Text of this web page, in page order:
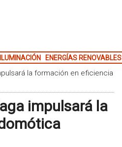
ILUMINACIÓN ENERGÍAS RENOVABLES
la formación en eficiencia
impulsará la